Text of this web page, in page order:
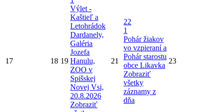
17 18 19
Výlet -
Kaštieľ a
Letohrádok
Dardanely,
Galéria
Jozefa
Hanulu,
ZOO v
Spišskej
Novej Vsi,
20.8.2026
Zobraziť
21
22
1
Pohár žiakov
vo vzpieraní a
Pohár starostu
obce Likavka
Zobraziť
všetky
záznamy z
dňa
23